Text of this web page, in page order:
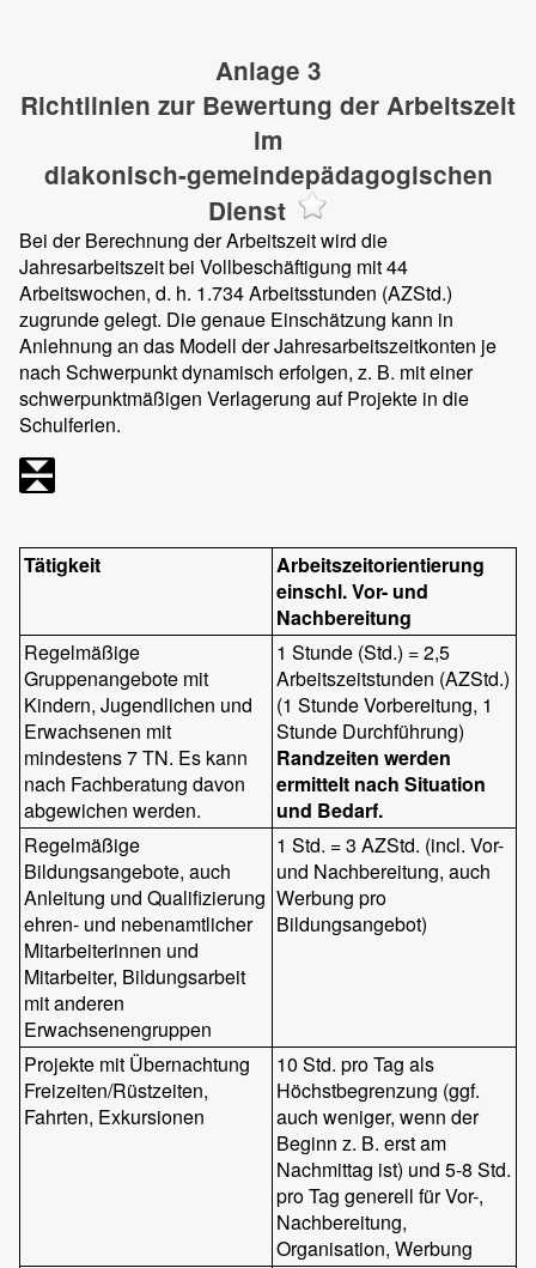
Anlage 3
Richtlinien zur Bewertung der Arbeitszeit
im
diakonisch-gemeindepädagogischen
Dienst
Bei der Berechnung der Arbeitszeit wird die
Jahresarbeitszeit bei Vollbeschäftigung mit 44
Arbeitswochen, d. h. 1.734 Arbeitsstunden (AZStd.)
zugrunde gelegt. Die genaue Einschätzung kann in
Anlehnung an das Modell der Jahresarbeitszeitkonten je
nach Schwerpunkt dynamisch erfolgen, z. B. mit einer
schwerpunktmäßigen Verlagerung auf Projekte in die
Schulferien.
Tätigkeit
Arbeitszeitorientierung
einschl. Vor- und
Nachbereitung
Regelmäßige
Gruppenangebote mit
Kindern, Jugendlichen und
Erwachsenen mit
mindestens 7 TN. Es kann
nach Fachberatung davon
abgewichen werden.
1 Stunde (Std.) = 2,5
Arbeitszeitstunden (AZStd.)
(1 Stunde Vorbereitung, 1
Stunde Durchführung)
Randzeiten werden
ermittelt nach Situation
und Bedarf.
Regelmäßige
Bildungsangebote, auch
Anleitung und Qualifizierung
ehren- und nebenamtlicher
Mitarbeiterinnen und
Mitarbeiter, Bildungsarbeit
mit anderen
Erwachsenengruppen
1 Std. = 3 AZStd. (incl. Vor-
und Nachbereitung, auch
Werbung pro
Bildungsangebot)
Projekte mit Übernachtung
Freizeiten/Rüstzeiten,
Fahrten, Exkursionen
10 Std. pro Tag als
Höchstbegrenzung (ggf.
auch weniger, wenn der
Beginn z. B. erst am
Nachmittag ist) und 5-8 Std.
pro Tag generell für Vor-,
Nachbereitung,
Organisation, Werbung